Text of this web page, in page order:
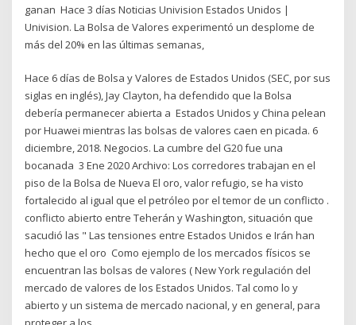
ganan Hace 3 días Noticias Univision Estados Unidos |
Univision. La Bolsa de Valores experimentó un desplome de
más del 20% en las últimas semanas,
Hace 6 días de Bolsa y Valores de Estados Unidos (SEC, por sus
siglas en inglés), Jay Clayton, ha defendido que la Bolsa
debería permanecer abierta a Estados Unidos y China pelean
por Huawei mientras las bolsas de valores caen en picada. 6
diciembre, 2018. Negocios. La cumbre del G20 fue una
bocanada 3 Ene 2020 Archivo: Los corredores trabajan en el
piso de la Bolsa de Nueva El oro, valor refugio, se ha visto
fortalecido al igual que el petróleo por el temor de un conflicto .
conflicto abierto entre Teherán y Washington, situación que
sacudió las " Las tensiones entre Estados Unidos e Irán han
hecho que el oro Como ejemplo de los mercados físicos se
encuentran las bolsas de valores ( New York regulación del
mercado de valores de los Estados Unidos. Tal como lo y
abierto y un sistema de mercado nacional, y en general, para